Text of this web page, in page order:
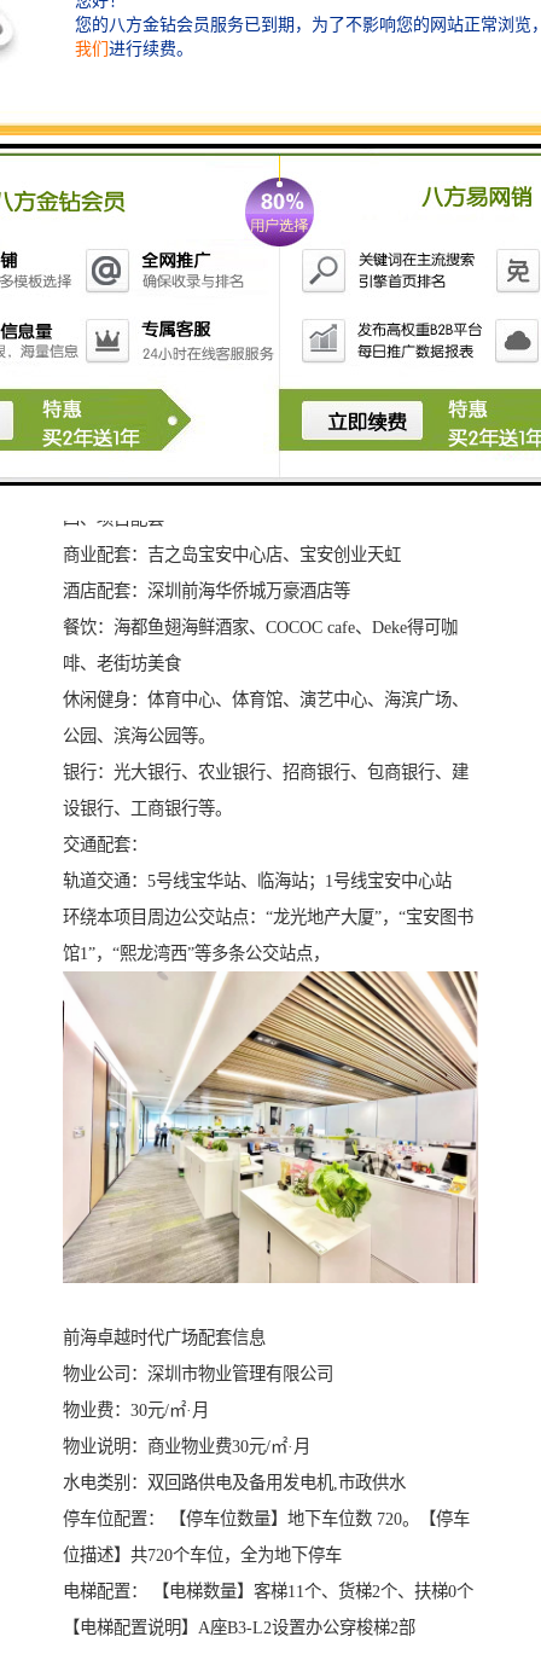
1、开发商提升版福田CBD和世界之窗欢乐海岸结合版国
际CBD前海自贸区。
安中心区40亿成熟配套资源；
3、双地铁，3分钟直达前海，15分钟直达宝安囯际机
场；
4、集团20年商务地产开发经验；出品；
5、奢享海湾一线270度 环幕海景、都市中心、滨海公
6、12cm网络地板、总裁洗手间、电梯、单元式双银中
空调、720个充
足停车位；
7、豪华装修，可看海景。
四、项目配套
商业配套：吉之岛宝安中心店、宝安创业天虹
酒店配套：深圳前海华侨城万豪酒店等
餐饮：海都鱼翅海鲜酒家、COCOC cafe、Deke得可咖
啡、老街坊美食
休闲健身：体育中心、体育馆、演艺中心、海滨广场、
公园、滨海公园等。
银行：光大银行、农业银行、招商银行、包商银行、建
设银行、工商银行等。
交通配套：
轨道交通：5号线宝华站、临海站；1号线宝安中心站
环绕本项目周边公交站点：“龙光地产大厦”，“宝安图书
馆1”，“熙龙湾西”等多条公交站点，
前海卓越时代广场配套信息
物业公司：深圳市物业管理有限公司
物业费：30元/㎡·月
物业说明：商业物业费30元/㎡·月
水电类别：双回路供电及备用发电机,市政供水
停车位配置： 【停车位数量】地下车位数 720。【停车
位描述】共720个车位，全为地下停车
电梯配置： 【电梯数量】客梯11个、货梯2个、扶梯0个
【电梯配置说明】A座B3-L2设置办公穿梭梯2部